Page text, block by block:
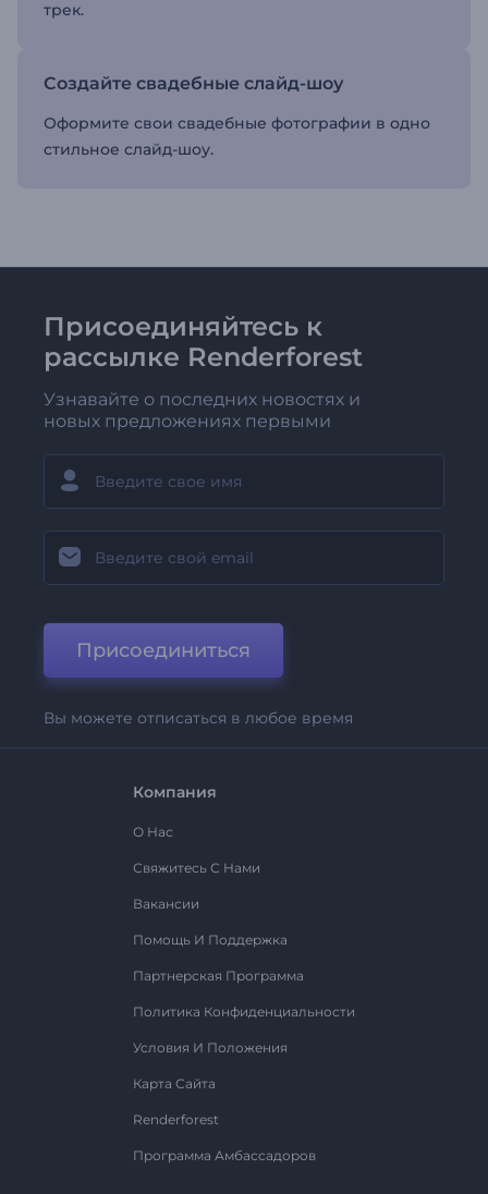
трек.
Создайте свадебные слайд-шоу
Оформите свои свадебные фотографии в одно
стильное слайд-шоу.
Присоединяйтесь к
рассылке Renderforest
Узнавайте о последних новостях и
новых предложениях первыми
Присоединиться
Вы можете отписаться в любое время
Компания
О Нас
Свяжитесь С Нами
Вакансии
Помощь И Поддержка
Партнерская Программа
Политика Конфиденциальности
Условия И Положения
Карта Сайта
Renderforest
Программа Амбассадоров